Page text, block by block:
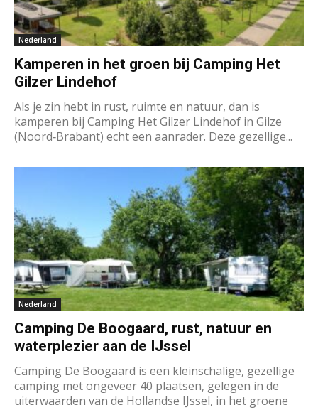
Nederland
Kamperen in het groen bij Camping Het
Gilzer Lindehof
Als je zin hebt in rust, ruimte en natuur, dan is
kamperen bij Camping Het Gilzer Lindehof in Gilze
(Noord‐Brabant) echt een aanrader. Deze gezellige...
Nederland
Camping De Boogaard, rust, natuur en
waterplezier aan de IJssel
Camping De Boogaard is een kleinschalige, gezellige
camping met ongeveer 40 plaatsen, gelegen in de
uiterwaarden van de Hollandse IJssel, in het groene